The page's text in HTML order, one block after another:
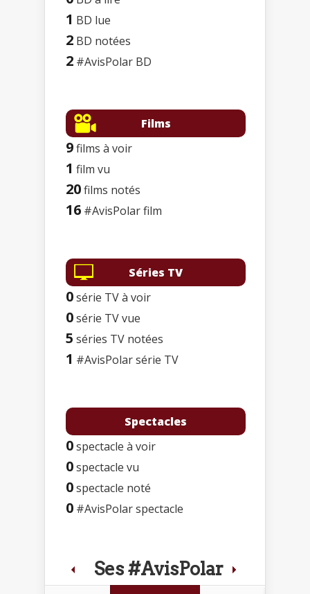
1 BD lue
2 BD notées
2 #AvisPolar BD
Films
9films à voir
1 film vu
20films notés
16 #AvisPolar film
Séries TV
0série TV à voir
0série TV vue
5 séries TV notées
1 #AvisPolar série TV
Spectacles
0spectacle à voir
0spectacle vu
0spectacle noté
0 #AvisPolar spectacle
Ses #AvisPolar